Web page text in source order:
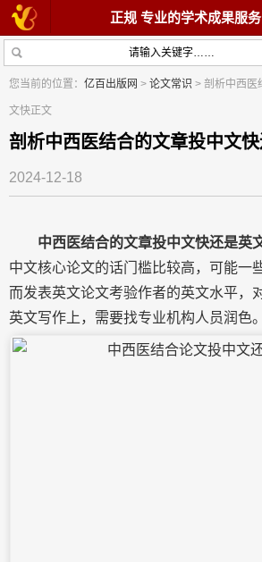
正规 专业的学术成果服
您当前的位置： 亿百出版网 > 论文常识 > 剖析中西医
文快正文
剖析中西医结合的文章投中文
2024-12-18
中西医结合的文章投中文快还是英
中文核心论文的话门槛比较高，可能一
而发表英文论文考验作者的英文水平，
英文写作上，需要找专业机构人员润色。